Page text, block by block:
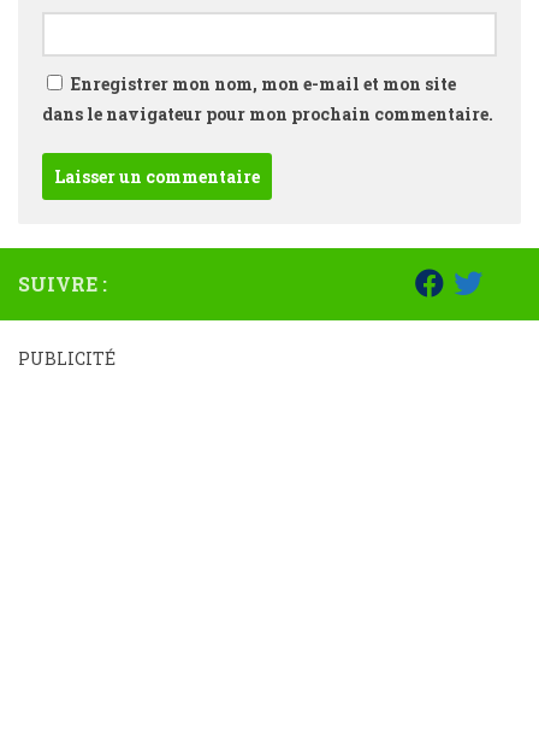
Enregistrer mon nom, mon e-mail et mon site
dans le navigateur pour mon prochain commentaire.
SUIVRE :
PUBLICITÉ